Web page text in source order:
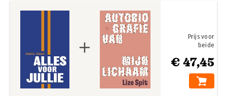
€ 47,45
Prijs voor
beide